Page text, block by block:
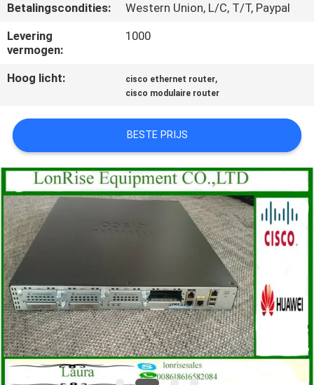
ONS
OP
NIEUWS
GEVALLEN
SITEMAP
PRIVACYBELEID
Betalingscondities:
Western Union, L/C, T/T, Paypal
Levering
vermogen:
1000
Hoog licht: cisco ethernet router,
cisco modulaire router
BESTE PRIJS